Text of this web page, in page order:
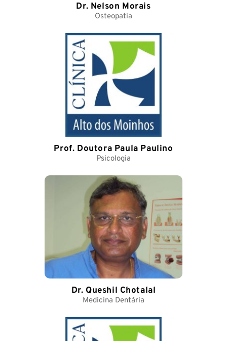
Dr. Nelson Morais
Osteopatia
Prof. Doutora Paula Paulino
Psicologia
Dr. Queshil Chotalal
Medicina Dentária